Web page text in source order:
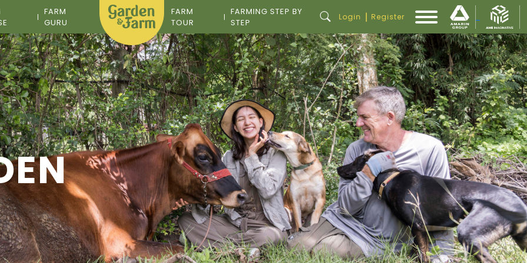
FARM
GURU
FARM
TOUR
FARMING STEP BY
STEP
Login | Register